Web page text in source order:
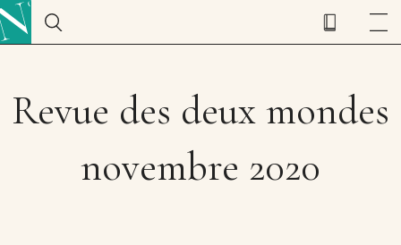
Revue des deux mondes
novembre 2020